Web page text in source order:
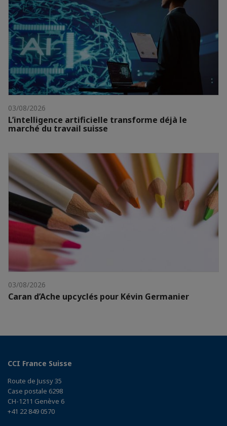
03/08/2026
L’intelligence artificielle transforme déjà le
marché du travail suisse
03/08/2026
Caran d’Ache upcyclés pour Kévin Germanier
CCI France Suisse
Route de Jussy 35
Case postale 6298
CH-1211 Genève 6
+41 22 849 0570